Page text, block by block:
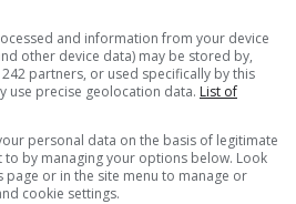
cazuri.
fi apelat de victime ale violenței
română. Nu va lăsa nicio urmă
mobil pentru a nu fi văzut de
20 20 10al Fundației Anar
rugați să sune la 112.
and information from your device
other device data) may be stored by,
partners, or used specifically by this
use precise geolocation data. List of
personal data on the basis of legitimate
to by managing your options below. Look
or in the site menu to manage or
cookie settings.